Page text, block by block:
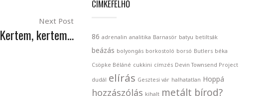
Next Post
Kertem, kertem…
CIMKEFELHŐ
86 adrenalin analitika Barnasör batyu betiltsák
beázás bolyongás borkostoló borsó Butlers béka
Csöpke Béláné cukkini címzés Devin Townsend Project
dudál elírás Gesztesi vár halhatatlan Hoppá
hozzászólás kihalt metált bírod?